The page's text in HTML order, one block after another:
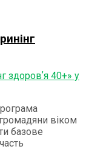
віком
базове